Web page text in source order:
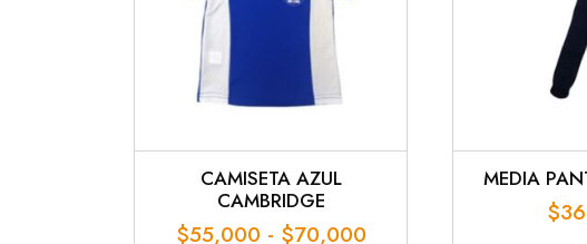
CAMISETA AZUL
CAMBRIDGE
$55,000 - $70,000Rango
MEDIA
$